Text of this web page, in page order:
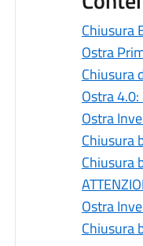
Chiusura
Ostra
Chiusura
Ostra
Ostra
Chiusura
Chiusura
Ostra
Chiusura